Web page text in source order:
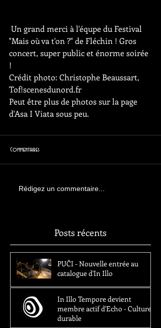
"Mais où va t'on ?" de Fléchin ! Gros
concert, super public et énorme soirée
!
Crédit photo: Christophe Beaussart,
Tof!scenesdunord.fr
Peut être plus de photos sur la page
d'Asa I Viata sous peu.
Commentaires
Rédigez un commentaire...
Posts récents
PUČI - Nouvelle entrée au
catalogue d'In Illo
In Illo Tempore devient
membre actif d'Echo - Culture
durable